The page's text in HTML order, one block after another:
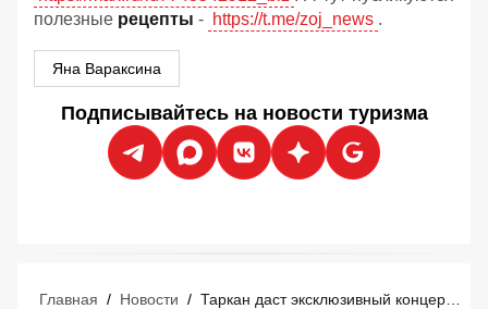
полезные рецепты - https://t.me/zoj_news .
Яна Вараксина
Подписывайтесь на новости туризма
Главная / Новости /